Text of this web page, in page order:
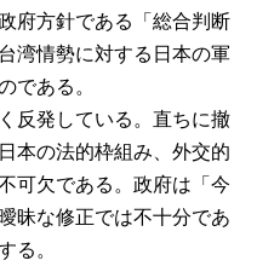
府方針である「総合判断
湾情勢に対する日本の軍
である。
反発している。直ちに撤
本の法的枠組み、外交的
可欠である。政府は「今
昧な修正では不十分であ
る。